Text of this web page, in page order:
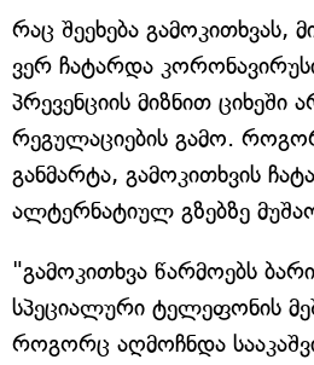
რაც შეეხება გამოკითხვას,
ვერ ჩატარდა
პრევენციის მიზნით ციხეში
რეგულაციების გამო.
განმარტა, გამოკითხვის
ალტერნატიულ გზებზე
"გამოკითხვა წარმოებს
სპეციალური ტელეფონის
როგორც აღმოჩნდა